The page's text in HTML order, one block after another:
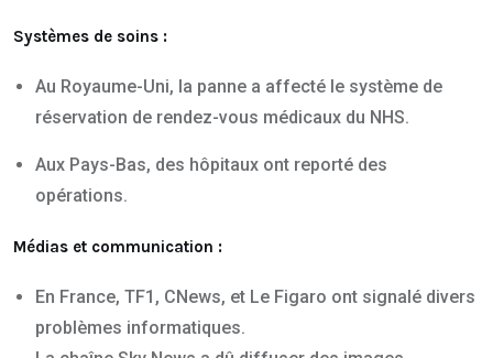
Systèmes de soins :
Au Royaume-Uni, la panne a affecté le système de
réservation de rendez-vous médicaux du NHS.
Aux Pays-Bas, des hôpitaux ont reporté des
opérations.
Médias et communication :
En France, TF1, CNews, et Le Figaro ont signalé divers
problèmes informatiques.